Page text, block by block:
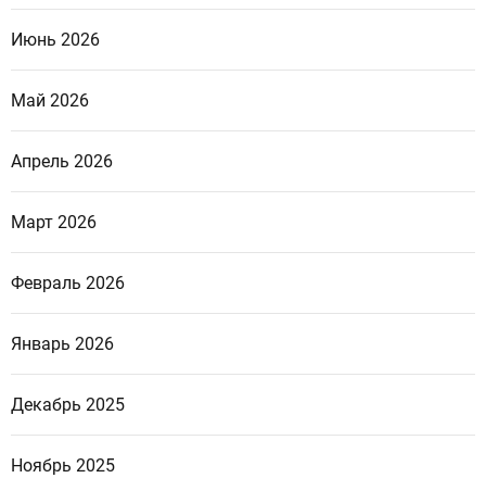
Июнь 2026
Май 2026
Апрель 2026
Март 2026
Февраль 2026
Январь 2026
Декабрь 2025
Ноябрь 2025